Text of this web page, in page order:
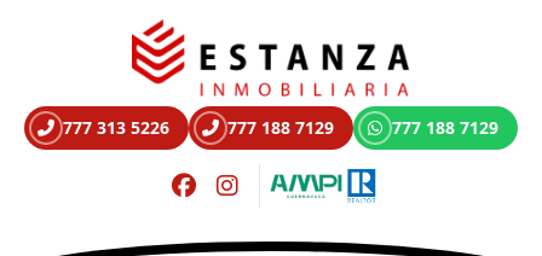
777 313 5226 777 188 7129 777 188 7129